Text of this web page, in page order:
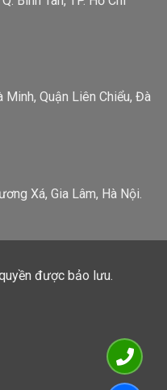
Quận Liên Chiểu, Đà
Xá, Gia Lâm, Hà Nội.
được bảo lưu.